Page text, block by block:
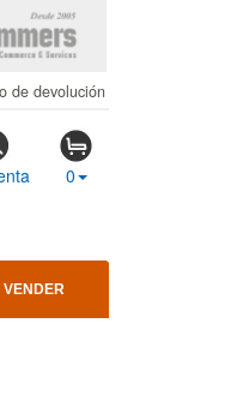
de devolución
0
VENDER